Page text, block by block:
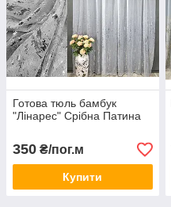
Готова тюль бамбук
"Лінарес" Срібна Патина
350 ₴/пог.м
Купити